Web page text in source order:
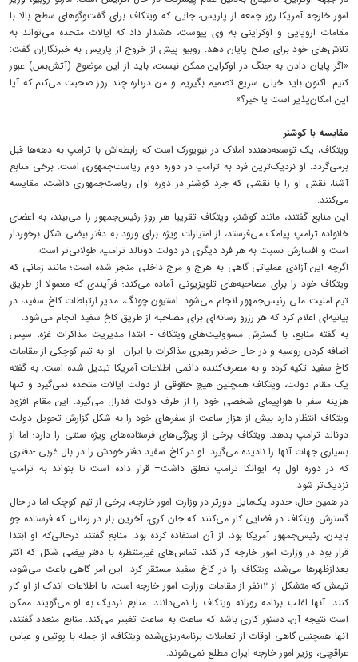
امور خارجه آمریکا روز جمعه از پاریس، جایی که ویتکاف برای گفت‌وگوهای سطح بالا با
مقامات اروپایی و اوکراینی به وی پیوست، هشدار داد که ایالات متحده می‌تواند به
تلاش‌های خود برای صلح پایان دهد. روبیو پیش از خروج از پاریس به خبرنگاران گفت:
«اگر پایان دادن به جنگ در اوکراین ممکن نیست، باید از این موضوع (آتش‌بس) عبور
کنیم. اکنون باید خیلی سریع تصمیم بگیریم و من درباره چند روز صحبت می‌کنم که آیا
این امکان‌پذیر است یا خیر؟»
مقایسه با کوشنر
ویتکاف، یک توسعه‌دهنده املاک در نیویورک است که رابطه‌اش با ترامپ به دهه‌ها قبل
برمی‌گردد. او نزدیک‌ترین فرد به ترامپ در دوره دوم ریاست‌جمهوری است. برخی منابع
آشنا، نقش او را با نقشی که جرد کوشنر در دوره اول ریاست‌جمهوری داشت، مقایسه
می‌کنند.
این منابع گفتند، مانند کوشنر، ویتکاف تقریبا هر روز رئیس‌جمهور را می‌بیند، به اعضای
خانواده ترامپ پیامک می‌فرستد، از امتیازات ویژه برای ورود به دفتر بیضی شکل برخوردار
است و افسارش نسبت به هر فرد دیگری در دولت دونالد ترامپ، طولانی‌تر است.
اگرچه این آزادی عملیاتی گاهی به هرج و مرج داخلی منجر شده است؛ مانند زمانی که
ویتکاف خود را برای مصاحبه‌های تلویزیونی آماده می‌کند؛ فرآیندی که معمولا از طریق
تیم امنیت ملی رئیس‌جمهور انجام می‌شود. استیون چونگ، مدیر ارتباطات کاخ سفید، در
بیانیه‌ای اعلام کرد که هر رزرو رسانه‌ای برای مصاحبه از طریق کاخ سفید انجام می‌شود.
به گفته منابع، با گسترش مسوولیت‌های ویتکاف - ابتدا مدیریت مذاکرات غزه، سپس
اضافه کردن روسیه و در حال حاضر رهبری مذاکرات با ایران - او به تیم کوچکی از مقامات
کاخ سفید تکیه کرده و به مصرف‌کننده دائمی اطلاعات آمریکا تبدیل شده است. به گفته
یک مقام دولت، ویتکاف همچنین هیچ حقوقی از دولت ایالات متحده نمی‌گیرد و تنها
هزینه سفر با هواپیمای شخصی خود را از طرف دولت فدرال می‌گیرد. این مقام افزود
ویتکاف انتظار دارد بیش از هزار ساعت از سفرهای خود را به شکل گزارش تحویل دولت
دونالد ترامپ بدهد. ویتکاف برخی از ویژگی‌های فرستاده‌های ویژه سنتی را دارد؛ اما از
بسیاری جهات آنها را نادیده می‌گیرد. او در کاخ سفید دفتر خودش را در بال غربی -دفتری
که در دوره اول به ایوانکا ترامپ تعلق داشت– قرار داده است تا بتواند به ترامپ
نزدیک‌تر شود.
در همین حال، حدود یک‌مایل دورتر در وزارت امور خارجه، برخی از تیم کوچک اما در حال
گسترش ویتکاف در فضایی کار می‌کنند که جان کری، آخرین بار در زمانی که فرستاده جو
بایدن، رئیس‌جمهور آمریکا بود، از آن استفاده کرده بود. منابع گفتند درحالی‌که او ابتدا
قرار بود در وزارت امور خارجه کار کند، تماس‌های غیرمنتظره با دفتر بیضی شکل که اکثر
بعدازظهرها می‌شد، ویتکاف را در کاخ سفید مستقر کرد. این امر گاهی باعث می‌شود،
تیمش که متشکل از ۱۲نفر از مقامات وزارت امور خارجه است، با اطلاعات اندک از او کار
کنند. آنها اغلب برنامه روزانه ویتکاف را نمی‌دانند. منابع نزدیک به او می‌گویند ممکن
است نتیجه آن، دستور کاری باشد که ساعت به ساعت تغییر می‌کند. منابع متعدد گفتند،
آنها همچنین گاهی اوقات از تعاملات برنامه‌ریزی‌شده ویتکاف، از جمله با پوتین و عباس
عراقچی، وزیر امور خارجه ایران مطلع نمی‌شوند.